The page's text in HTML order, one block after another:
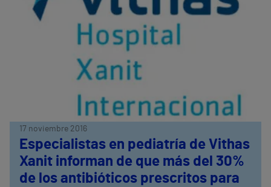
17 noviembre 2016
Especialistas en pediatría de Vithas
Xanit informan de que más del 30%
de los antibióticos prescritos para